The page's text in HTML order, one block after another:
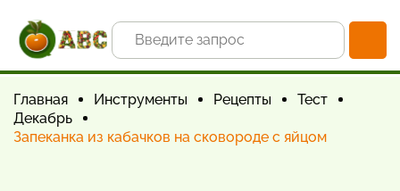
Главная Инструменты Рецепты
Тест
Декабрь
Запеканка из кабачков на сковороде с яйцом